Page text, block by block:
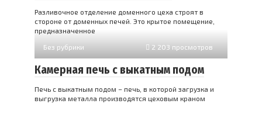
Разливочное отделение доменного цеха строят в
стороне от домен­ных печей. Это крытое помещение,
предназначенное
Без рубрики
2 203 просмотров
Камерная печь с выкатным подом
Печь с выкатным подом – печь, в которой загрузка и
выгрузка металла производятся цеховым краном